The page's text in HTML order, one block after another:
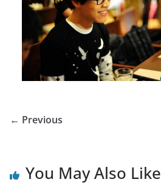
← Previous
You May Also Like